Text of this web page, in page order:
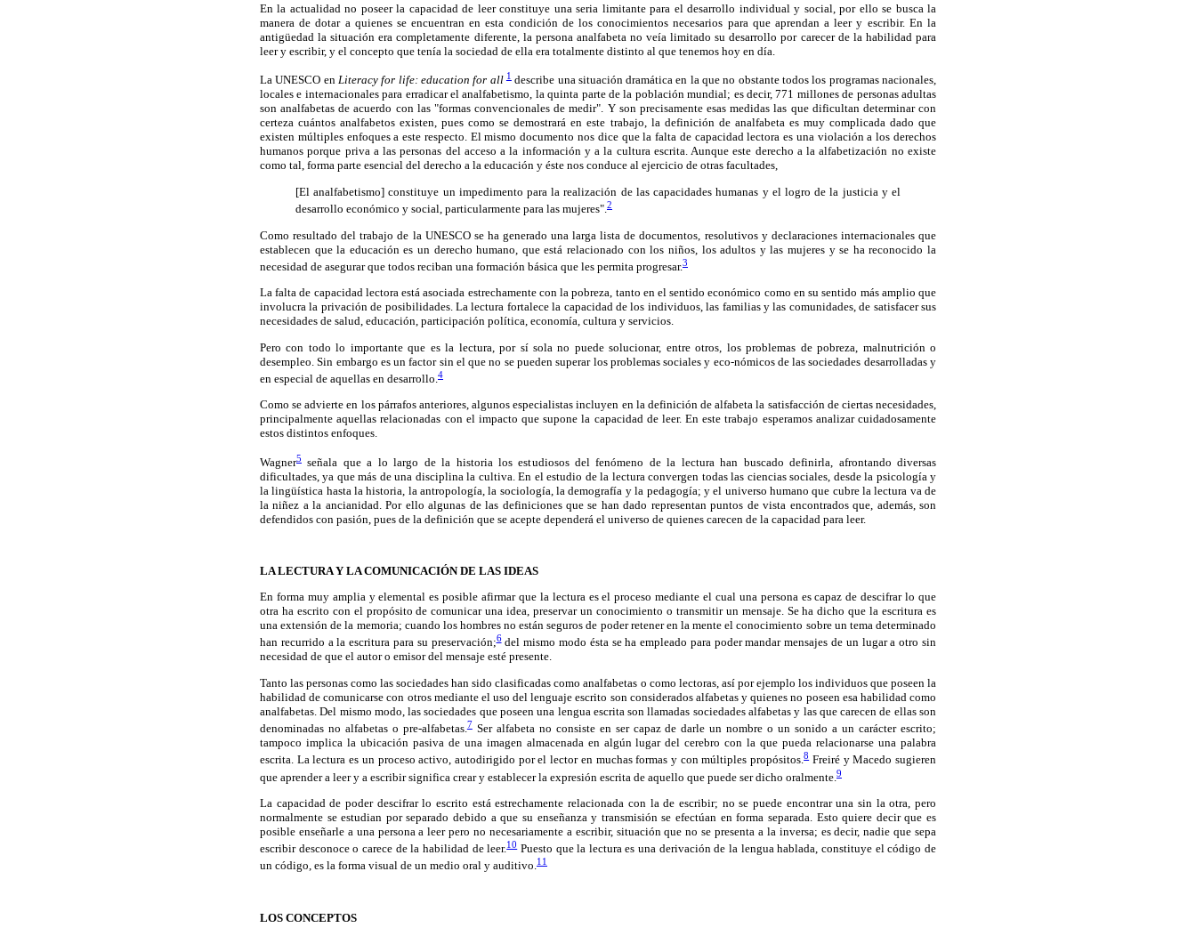
En la actualidad no poseer la capacidad de leer constituye una seria limitante para el desarrollo individual y social, por ello se busca la
manera de dotar a quienes se encuentran en esta condición de los conocimientos necesarios para que aprendan a leer y escribir. En la
antigüedad la situación era completamente diferente, la persona analfabeta no veía limitado su desarrollo por carecer de la habilidad para
leer y escribir, y el concepto que tenía la sociedad de ella era totalmente distinto al que tenemos hoy en día.
La UNESCO en Literacy for life: education for all 1 describe una situación dramática en la que no obstante todos los programas nacionales,
locales e internacionales para erradicar el analfabetismo, la quinta parte de la población mundial; es decir, 771 millones de personas adultas
son analfabetas de acuerdo con las "formas convencionales de medir". Y son precisamente esas medidas las que dificultan determinar con
certeza cuántos analfabetos existen, pues como se demostrará en este trabajo, la definición de analfabeta es muy complicada dado que
existen múltiples enfoques a este respecto. El mismo documento nos dice que la falta de capacidad lectora es una violación a los derechos
humanos porque priva a las personas del acceso a la información y a la cultura escrita. Aunque este derecho a la alfabetización no existe
como tal, forma parte esencial del derecho a la educación y éste nos conduce al ejercicio de otras facultades,
[El analfabetismo] constituye un impedimento para la realización de las capacidades humanas y el logro de la justicia y el
desarrollo económico y social, particularmente para las mujeres".2
Como resultado del trabajo de la UNESCO se ha generado una larga lista de documentos, resolutivos y declaraciones internacionales que
establecen que la educación es un derecho humano, que está relacionado con los niños, los adultos y las mujeres y se ha reconocido la
necesidad de asegurar que todos reciban una formación básica que les permita progresar.3
La falta de capacidad lectora está asociada estrechamente con la pobreza, tanto en el sentido económico como en su sentido más amplio que
involucra la privación de posibilidades. La lectura fortalece la capacidad de los individuos, las familias y las comunidades, de satisfacer sus
necesidades de salud, educación, participación política, economía, cultura y servicios.
Pero con todo lo importante que es la lectura, por sí sola no puede solucionar, entre otros, los problemas de pobreza, malnutrición o
desempleo. Sin embargo es un factor sin el que no se pueden superar los problemas sociales y eco-nómicos de las sociedades desarrolladas y
en especial de aquellas en desarrollo. 4
Como se advierte en los párrafos anteriores, algunos especialistas incluyen en la definición de alfabeta la satisfacción de ciertas necesidades,
principalmente aquellas relacionadas con el impacto que supone la capacidad de leer. En este trabajo esperamos analizar cuidadosamente
estos distintos enfoques.
Wagner5 señala que a lo largo de la historia los estudiosos del fenómeno de la lectura han buscado definirla, afrontando diversas
dificultades, ya que más de una disciplina la cultiva. En el estudio de la lectura convergen todas las ciencias sociales, desde la psicología y
la lingüística hasta la historia, la antropología, la sociología, la demografía y la pedagogía; y el universo humano que cubre la lectura va de
la niñez a la ancianidad. Por ello algunas de las definiciones que se han dado representan puntos de vista encontrados que, además, son
defendidos con pasión, pues de la definición que se acepte dependerá el universo de quienes carecen de la capacidad para leer.
LA LECTURA Y LA COMUNICACIÓN DE LAS IDEAS
En forma muy amplia y elemental es posible afirmar que la lectura es el proceso mediante el cual una persona es capaz de descifrar lo que
otra ha escrito con el propósito de comunicar una idea, preservar un conocimiento o transmitir un mensaje. Se ha dicho que la escritura es
una extensión de la memoria; cuando los hombres no están seguros de poder retener en la mente el conocimiento sobre un tema determinado
han recurrido a la escritura para su preservación;6del mismo modo ésta se ha empleado para poder mandar mensajes de un lugar a otro sin
necesidad de que el autor o emisor del mensaje esté presente.
Tanto las personas como las sociedades han sido clasificadas como analfabetas o como lectoras, así por ejemplo los individuos que poseen la
habilidad de comunicarse con otros mediante el uso del lenguaje escrito son considerados alfabetas y quienes no poseen esa habilidad como
analfabetas. Del mismo modo, las sociedades que poseen una lengua escrita son llamadas sociedades alfabetas y las que carecen de ellas son
denominadas no alfabetas o pre-alfabetas.7Ser alfabeta no consiste en ser capaz de darle un nombre o un sonido a un carácter escrito;
tampoco implica la ubicación pasiva de una imagen almacenada en algún lugar del cerebro con la que pueda relacionarse una palabra
escrita. La lectura es un proceso activo, autodirigido por el lector en muchas formas y con múltiples propósitos.8Freiré y Macedo sugieren
que aprender a leer y a escribir significa crear y establecer la expresión escrita de aquello que puede ser dicho oralmente. 9
La capacidad de poder descifrar lo escrito está estrechamente relacionada con la de escribir; no se puede encontrar una sin la otra, pero
normalmente se estudian por separado debido a que su enseñanza y transmisión se efectúan en forma separada. Esto quiere decir que es
posible enseñarle a una persona a leer pero no necesariamente a escribir, situación que no se presenta a la inversa; es decir, nadie que sepa
escribir desconoce o carece de la habilidad de leer.10Puesto que la lectura es una derivación de la lengua hablada, constituye el código de
un código, es la forma visual de un medio oral y auditivo.11
LOS CONCEPTOS